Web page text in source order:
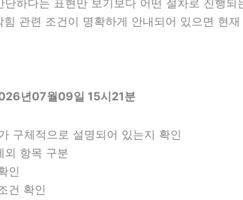
하다는 표현만 보기보다 어떤 절차로 진행
관련 조건이 명확하게 안내되어 있으면 현
년07월09일 15시21분
구체적으로 설명되어 있는지 확인
외 항목 구분
인
건 확인